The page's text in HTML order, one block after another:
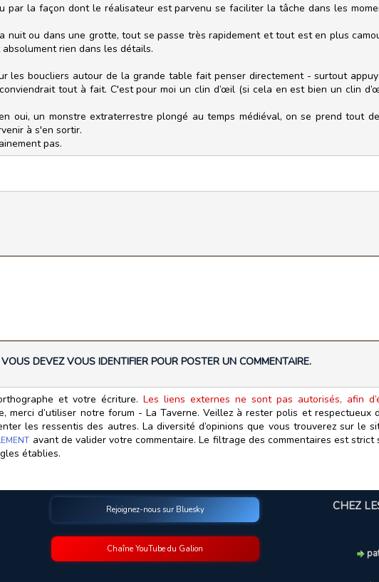
par la façon dont le réalisateur est parvenu se faciliter la tâche dans les
nuit ou dans une grotte, tout se passe très rapidement et tout est en plus
rien dans les détails.
les boucliers autour de la grande table fait penser directement - surtout
tout à fait. C'est pour moi un clin d’œil (si cela en est bien un clin
oui, un monstre extraterrestre plongé au temps médiéval, on se prend tout
à s'en sortir.
pas.
VOUS DEVEZ VOUS IDENTIFIER POUR POSTER UN COMMENTAIRE.
et votre écriture.Les liens externes ne sont pas autorisés, afin
merci d’utiliser notre forum - La Taverne. Veillez à rester polis et respectueux
les ressentis des autres. La diversité d’opinions que vous trouverez sur le
avant de valider votre commentaire. Le filtrage des commentaires est
établies.
Rejoignez-nous sur Bluesky
Chaîne YouTube du Galion
CHEZ